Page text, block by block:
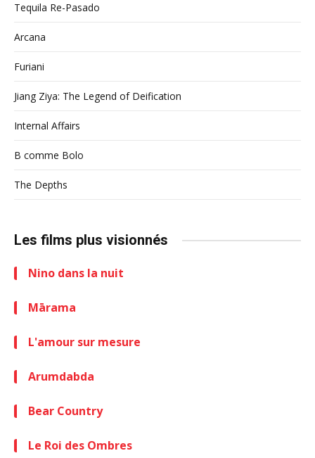
Tequila Re-Pasado
Arcana
Furiani
Jiang Ziya: The Legend of Deification
Internal Affairs
B comme Bolo
The Depths
Les films plus visionnés
Nino dans la nuit
Mārama
L'amour sur mesure
Arumdabda
Bear Country
Le Roi des Ombres